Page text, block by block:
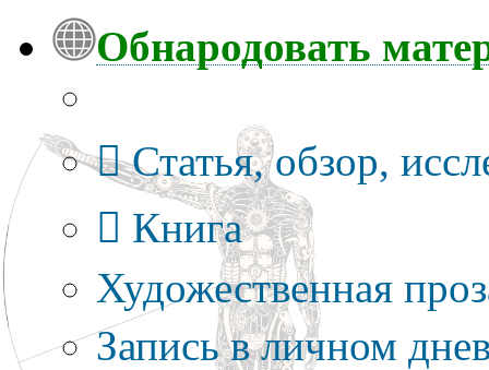
Обнародовать
Статья, обзор,
Книга
Художественная
Запись в личном